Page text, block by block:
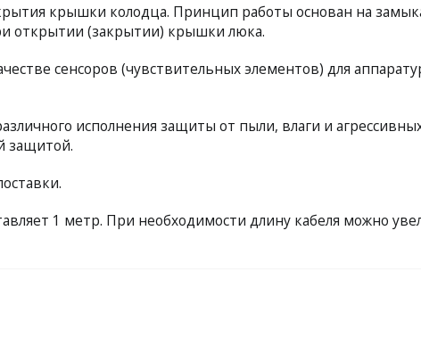
крышки колодца. Принцип работы основан на
открытии (закрытии) крышки люка.
сенсоров (чувствительных элементов) для
исполнения защиты от пыли, влаги и
защитой.
1 метр. При необходимости длину кабеля можно